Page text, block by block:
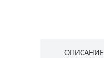
РАСПРОДАЖА
ОПИСАНИЕ